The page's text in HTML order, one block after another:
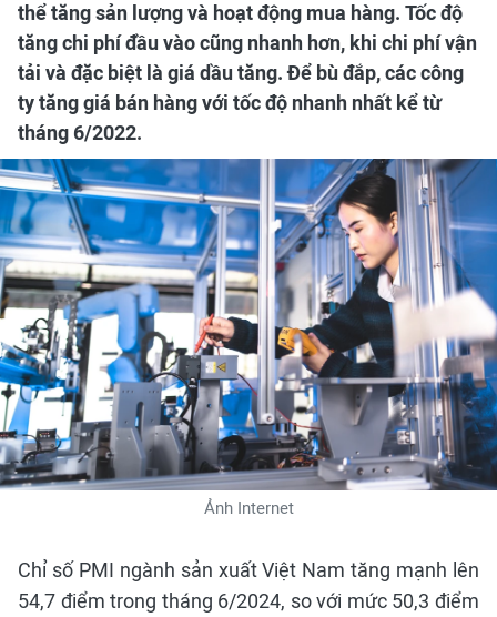
thể tăng sản lượng và hoạt động mua hàng. Tốc độ
tăng chi phí đầu vào cũng nhanh hơn, khi chi phí vận
tải và đặc biệt là giá dầu tăng. Để bù đắp, các công
ty tăng giá bán hàng với tốc độ nhanh nhất kể từ
tháng 6/2022.
Ảnh Internet
Chỉ số PMI ngành sản xuất Việt Nam tăng mạnh lên
54,7 điểm trong tháng 6/2024, so với mức 50,3 điểm